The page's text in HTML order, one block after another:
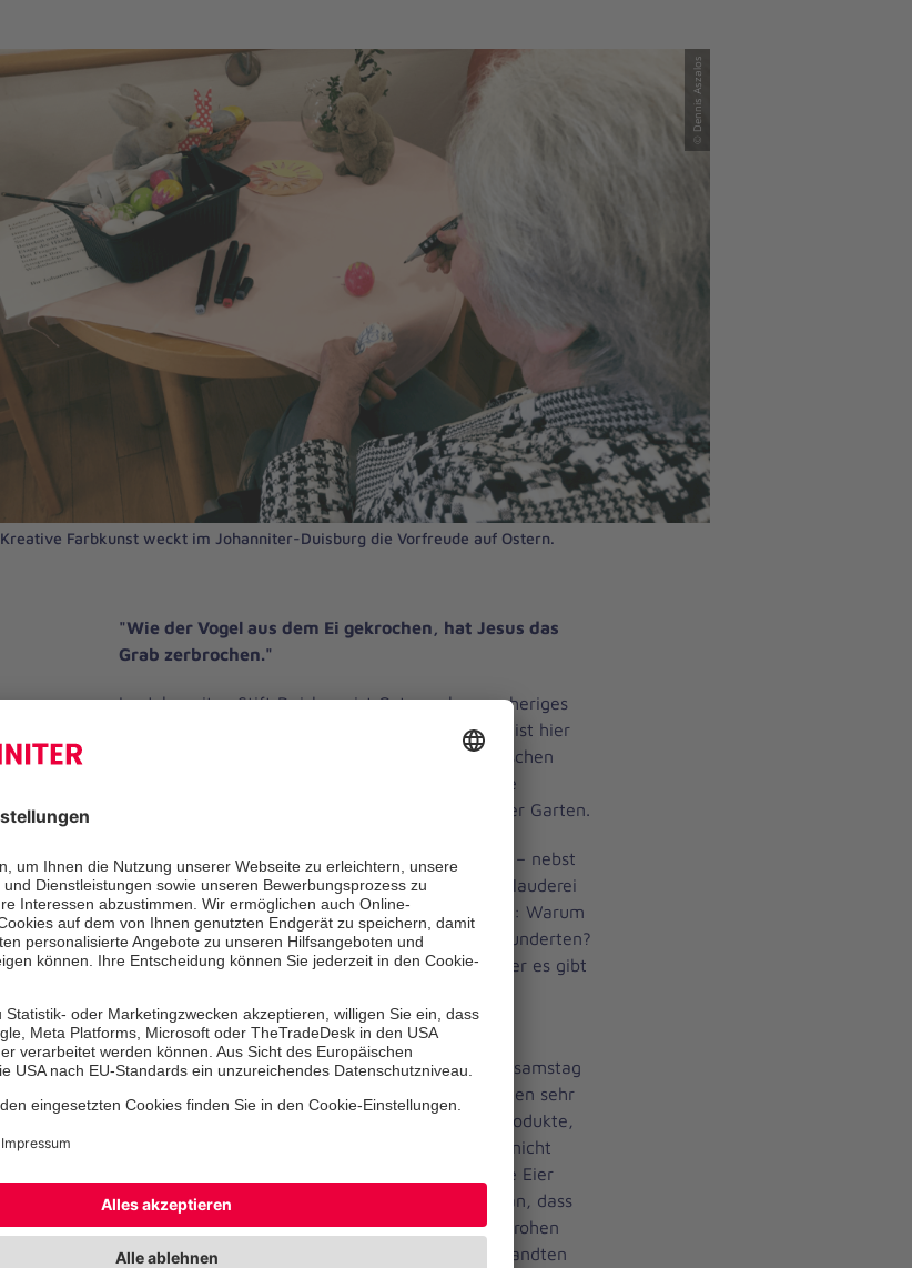
© Dennis Aszalos
Kreative Farbkunst weckt im Johanniter-Duisburg die Vorfreude auf Ostern.
"Wie der Vogel aus dem Ei gekrochen, hat Jesus das
Grab zerbrochen."
Im Johanniter-Stift Duisburg ist Ostern ohne vorheriges
Färben von Eiern einfach unvorstellbar! Darüber ist hier
niemand überrascht, denn zwei Drittel der Deutschen
bemalen gerne Ostereier und mehr als die Hälfte
versteckt sie während der Feiertage im Haus oder Garten.
So auch auf den Wohnbereichen der Einrichtung – nebst
kreativer Farbkunst wurde neulich in geselliger Plauderei
mit den Bewohnern und Bewohnerinnen erörtert: Warum
färben wir Ostereier bereits seit mehreren Jahrhunderten?
Der Ursprung des Brauchs ist nicht gesichert, aber es gibt
Wahrscheinlich ist die Tradition in der Fastenzeit
begründet, die vom Aschermittwoch bis zum Karsamstag
andauert. Früher nahmen die Menschen das Fasten sehr
ernst und verzichteten auf sämtliche tierische Produkte,
Süßes und Wein. Das hielt die Hühner allerdings nicht
davon ab, jeden Tag Eier zu legen. Damit sich die Eier
länger hielten, wurden sie gekocht. Man nimmt an, dass
die Hausfrauen die Eier färbten, um sie von den rohen
Eiern unterscheiden zu können. Die Frauen verwandten